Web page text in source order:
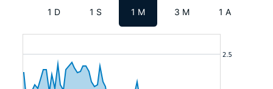
1 D 1 S 1 M 3 M 1 A